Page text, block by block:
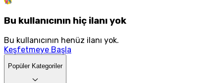
Bu kullanıcının hiç ilanı yok
Bu kullanıcının henüz ilanı yok.
Keşfetmeye Başla
Popüler Kategoriler